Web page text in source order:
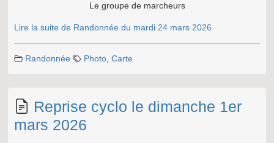
Le groupe de marcheurs
Lire la suite de Randonnée du mardi 24 mars 2026
Randonnée Photo Carte
Reprise cyclo le dimanche 1er
mars 2026